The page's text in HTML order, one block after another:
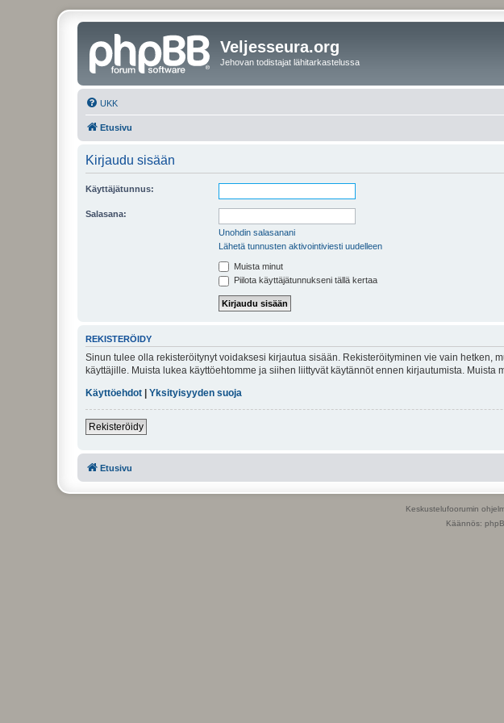
Veljesseura.org
Jehovan todistajat lähitarkastelussa
UKK
Etusivu
Kirjaudu sisään
Käyttäjätunnus:
Salasana:
Unohdin salasanani
Lähetä tunnusten aktivointiviesti uudelleen
Muista minut
Piilota käyttäjätunnukseni tällä kertaa
REKISTERÖIDY
Sinun tulee olla rekisteröitynyt voidaksesi kirjautua sisään. Rekisteröityminen vie vain
käyttäjille. Muista lukea käyttöehtomme ja siihen liittyvät käytännöt ennen kirjautumista. Muista
Käyttöehdot
Yksityisyyden suoja
Rekisteröidy
Etusivu
Keskustelufoorumin
Käännös: